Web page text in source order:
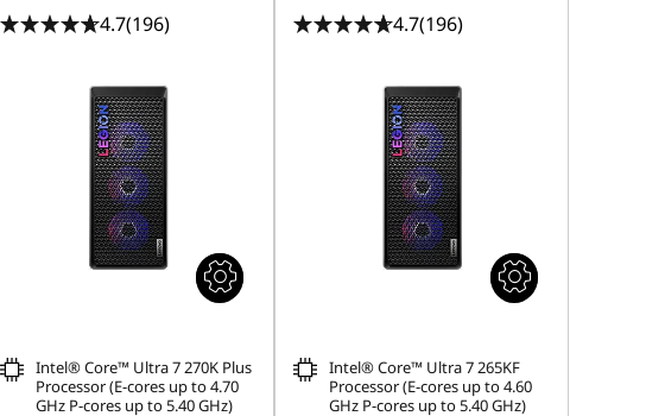
4.7(196)
Intel® Core™ Ultra 7 270K Plus
Processor (E-cores up to 4.70
GHz P-cores up to 5.40 GHz)
4.7(196)
Intel® Core™ Ultra 7 265KF
Processor (E-cores up to 4.60
GHz P-cores up to 5.40 GHz)